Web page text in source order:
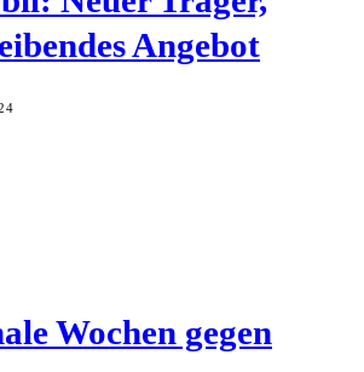
Angebot
Wochen gegen